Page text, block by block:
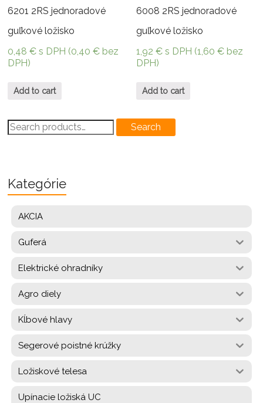
6201 2RS jednoradové
guľkové ložisko
0,48€ s DPH (0,40€ bez
DPH)
Add to cart
6008 2RS jednoradové
guľkové ložisko
1,92€ s DPH (1,60€ bez
DPH)
Add to cart
Search
for:
Search
Kategórie
AKCIA
Guferá
Elektrické ohradníky
Agro diely
Kĺbové hlavy
Segerové poistné krúžky
Ložiskové telesa
Upínacie ložiská UC